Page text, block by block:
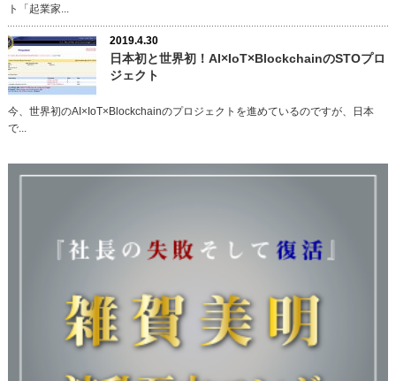
ト「起業家...
2019.4.30
日本初と世界初！AI×IoT×BlockchainのSTOプロ
ジェクト
今、世界初のAI×IoT×Blockchainのプロジェクトを進めているのですが、日本
で...